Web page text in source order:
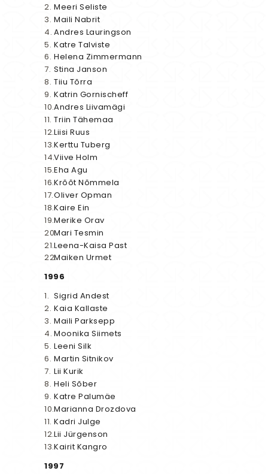
Meeri Seliste
Maili Nabrit
Andres Lauringson
Katre Talviste
Helena Zimmermann
Stina Janson
Tiiu Tõrra
Katrin Gornischeff
Andres Liivamägi
Triin Tähemaa
Liisi Ruus
Kerttu Tuberg
Viive Holm
Eha Agu
Krõõt Nõmmela
Oliver Opman
Kaire Ein
Merike Orav
Mari Tesmin
Leena-Kaisa Past
Maiken Urmet
1996
Sigrid Andest
Kaia Kallaste
Maili Parksepp
Moonika Siimets
Leeni Silk
Martin Sitnikov
Lii Kurik
Heli Sõber
Katre Palumäe
Marianna Drozdova
Kadri Julge
Lii Jürgenson
Kairit Kangro
1997